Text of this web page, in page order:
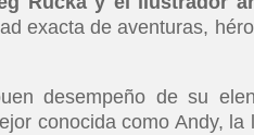
exacta de aventuras,
desempeño de su
conocida como Andy, la